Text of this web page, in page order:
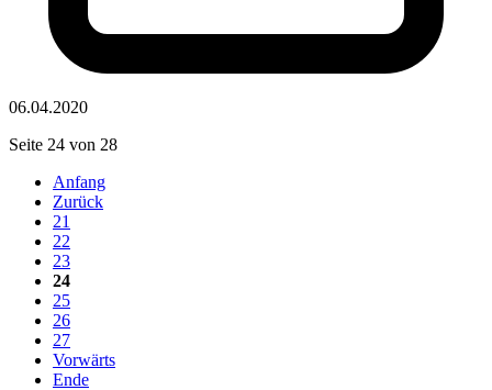
06.04.2020
Seite 24 von 28
Anfang
Zurück
21
22
23
24
25
26
27
Vorwärts
Ende